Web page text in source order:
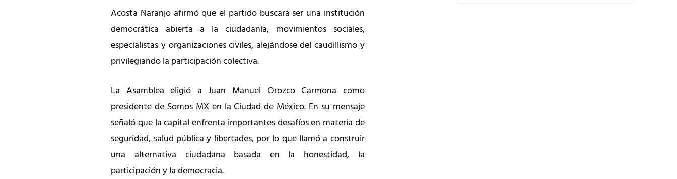
Acosta Naranjo afirmó que el partido buscará ser una institución
democrática abierta a la ciudadanía, movimientos sociales,
especialistas y organizaciones civiles, alejándose del caudillismo y
privilegiando la participación colectiva.
La Asamblea eligió a Juan Manuel Orozco Carmona como
presidente de Somos MX en la Ciudad de México. En su mensaje
señaló que la capital enfrenta importantes desafíos en materia de
seguridad, salud pública y libertades, por lo que llamó a construir
una alternativa ciudadana basada en la honestidad, la
participación y la democracia.